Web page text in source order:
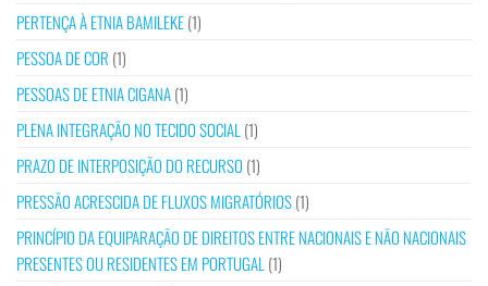
PERTENÇA À ETNIA BAMILEKE(1)
PESSOA DE COR (1)
PESSOAS DE ETNIA CIGANA(1)
PLENA INTEGRAÇÃO NO TECIDO SOCIAL (1)
PRAZO DE INTERPOSIÇÃO DO RECURSO (1)
PRESSÃO ACRESCIDA DE FLUXOS MIGRATÓRIOS(1)
PRINCÍPIO DA EQUIPARAÇÃO DE DIREITOS ENTRE NACIONAIS E NÃO NACIONAIS
PRESENTES OU RESIDENTES EM PORTUGAL (1)